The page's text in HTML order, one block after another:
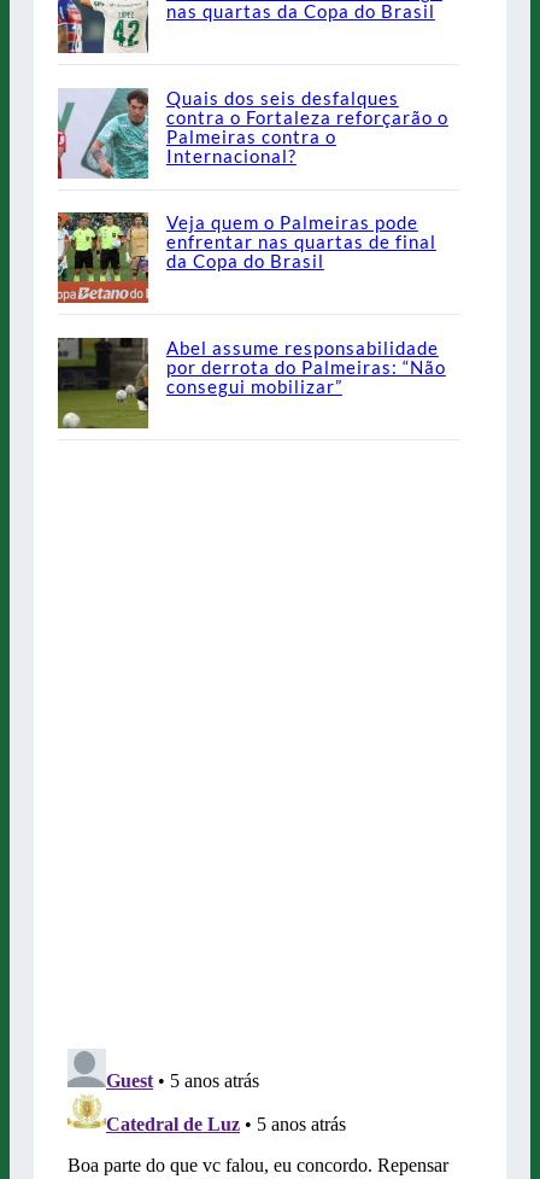
nas quartas da Copa do Brasil
Quais dos seis desfalques
contra o Fortaleza reforçarão o
Palmeiras contra o
Internacional?
Veja quem o Palmeiras pode
enfrentar nas quartas de final
da Copa do Brasil
Abel assume responsabilidade
por derrota do Palmeiras: “Não
consegui mobilizar”